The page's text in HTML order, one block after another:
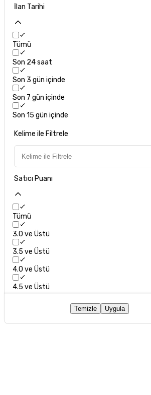
İlan Tarihi
Tümü
Son 24 saat
Son 3 gün içinde
Son 7 gün içinde
Son 15 gün içinde
Kelime ile Filtrele
Satıcı Puanı
Tümü
3.0 ve Üstü
3.5 ve Üstü
4.0 ve Üstü
4.5 ve Üstü
Temizle Uygula